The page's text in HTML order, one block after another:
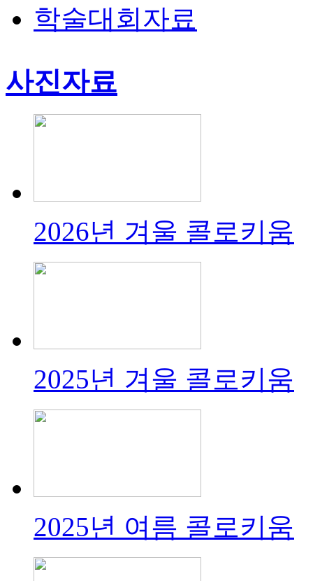
학술대회자료
사진자료
2026년 겨울 콜로키움
2025년 겨울 콜로키움
2025년 여름 콜로키움